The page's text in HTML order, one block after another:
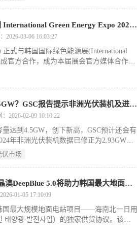
量接近770吉瓦。
索比光伏网正式成为韩国 International Green Energy Expo 2026 官方媒体合作伙伴
2026-03-06 16:03:27
正式与韩国国际绿色能源展(International
成官方合作，成为本届展会官方媒体合作伙
产业对接与全球声量共建，助力中韩新能源
进口18.2GW，装机仅4.5GW？GSC报告提示非洲光伏装机及进口数据存在巨大错配
2026-02-09 10:10:22
达到4.5GW，创下新高，GSC预计还会有
年非洲光伏装机数据已修正为2.93GW。
产品进口量与实际部署量之间的巨大“错
致，在该报告的中等预测情景下，到2029
。
伏市场
突破 更全面 | 410MW！晶澳DeepBlue 5.0将助力韩国最大地面光伏电站
01-05 17:10:09
国最大规模地面电站项目——海南北一日用
태양광 발전사업）的独家供货协议。该项
略的重点举措，涵盖8个电站子项目，分布